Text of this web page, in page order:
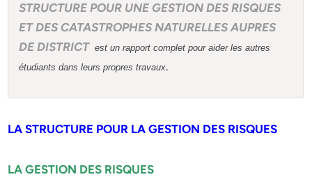
STRUCTURE POUR UNE GESTION DES RISQUES
ET DES CATASTROPHES NATURELLES AUPRES
DE DISTRICTest un rapport complet pour aider les autres
étudiants dans leurs propres travaux.
LA STRUCTURE POUR LA GESTION DES RISQUES
LA GESTION DES RISQUES